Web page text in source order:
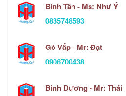
Bình Tân - Ms: Như Ý
0835748593
Gò Vấp - Mr: Đạt
0906700438
Bình Dương - Mr: Thái